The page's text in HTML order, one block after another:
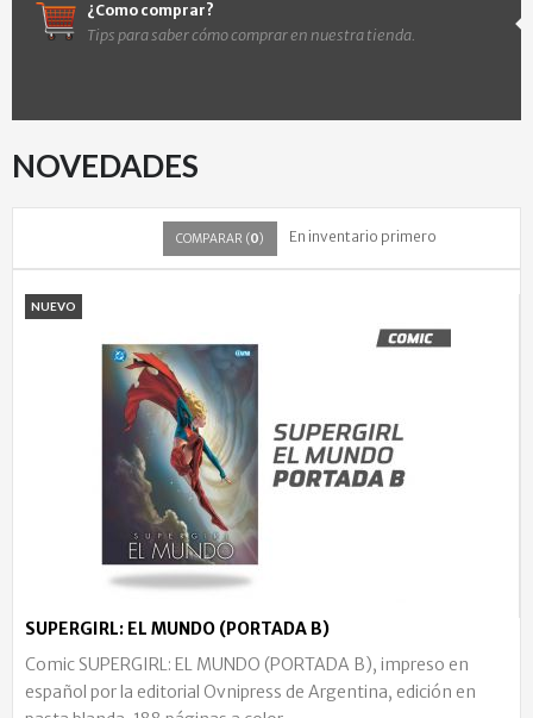
¿Como comprar?
Tips para saber cómo comprar en nuestra tienda.
NOVEDADES
En inventario primero
COMPARAR (0)
NUEVO
SUPERGIRL: EL MUNDO (PORTADA B)
Comic SUPERGIRL: EL MUNDO (PORTADA B), impreso en
español por la editorial Ovnipress de Argentina, edición en